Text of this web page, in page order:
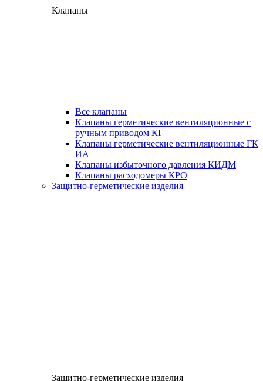
Клапаны
Все клапаны
Клапаны герметические вентиляционные с
ручным приводом КГ
Клапаны герметические вентиляционные ГК
ИА
Клапаны избыточного давления КИДМ
Клапаны расходомеры КРО
Защитно-герметические изделия
Защитно-герметические изделия